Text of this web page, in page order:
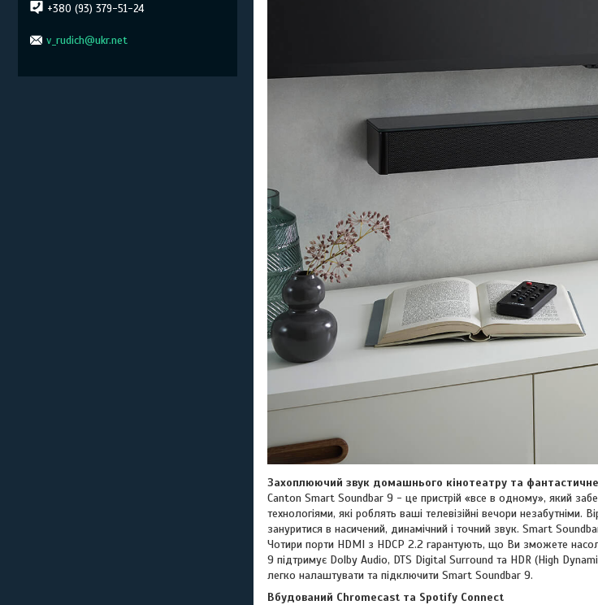
Захоплюючий звук домашнього кінотеатру та фантастичне
Canton Smart Soundbar 9 - це пристрій «все в одному», який
технологіями, які роблять ваші телевізійні вечори
зануритися в насичений, динамічний і точний звук. Smart
Чотири порти HDMI з HDCP 2.2 гарантують, що Ви зможете
9 підтримує Dolby Audio, DTS Digital Surround та HDR (High
легко налаштувати та підключити Smart Soundbar 9.
Вбудований Chromecast та Spotify Connect
+380 (93) 379-51-24
v_rudich@ukr.net